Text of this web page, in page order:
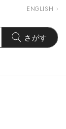
ENGLISH
さがす